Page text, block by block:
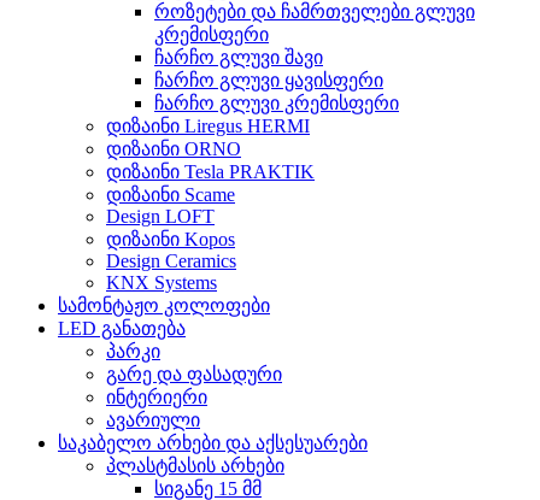
როზეტები და ჩამრთველები გლუვი
კრემისფერი
ჩარჩო გლუვი შავი
ჩარჩო გლუვი ყავისფერი
ჩარჩო გლუვი კრემისფერი
დიზაინი Liregus HERMI
დიზაინი ORNO
დიზაინი Tesla PRAKTIK
დიზაინი Scame
Design LOFT
დიზაინი Kopos
Design Ceramics
KNX Systems
სამონტაჟო კოლოფები
LED განათება
პარკი
გარე და ფასადური
ინტერიერი
ავარიული
საკაბელო არხები და აქსესუარები
პლასტმასის არხები
სიგანე 15 მმ